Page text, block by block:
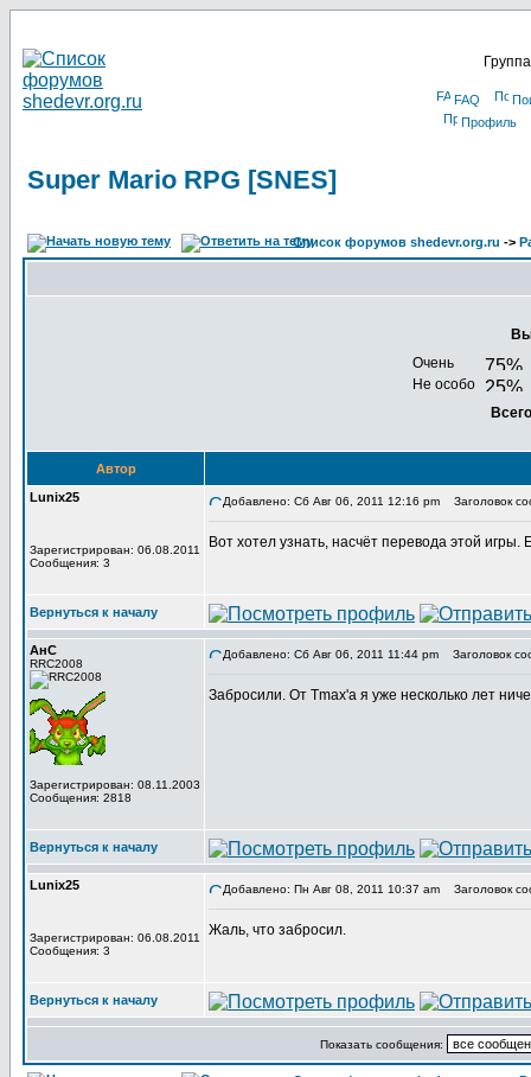
FAQ
Профиль
Super Mario RPG [SNES]
Список форумов shedevr.org.ru ->
Очень
Не особо
Автор
Lunix25
Зарегистрирован: 06.08.2011
Сообщения: 3
Добавлено: Сб Авг 06, 2011 12:16 pm Заголовок
Вот хотел узнать, насчёт перевода этой
Вернуться к началу
АнС
RRC2008
Зарегистрирован: 08.11.2003
Сообщения: 2818
Добавлено: Сб Авг 06, 2011 11:44 pm Заголовок
Забросили. От Tmax'а я уже несколько лет
Вернуться к началу
Lunix25
Зарегистрирован: 06.08.2011
Сообщения: 3
Добавлено: Пн Авг 08, 2011 10:37 am Заголовок
Жаль, что забросил.
Вернуться к началу
Показать сообщения: